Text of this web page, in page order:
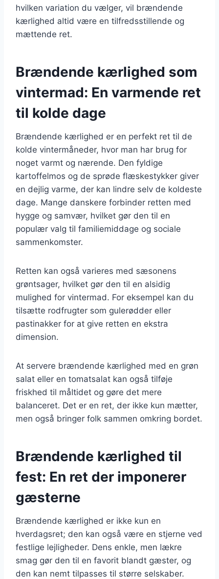
hvilken variation du vælger, vil brændende
kærlighed altid være en tilfredsstillende og
mættende ret.
Brændende kærlighed som
vintermad: En varmende ret
til kolde dage
Brændende kærlighed er en perfekt ret til de
kolde vintermåneder, hvor man har brug for
noget varmt og nærende. Den fyldige
kartoffelmos og de sprøde flæskestykker giver
en dejlig varme, der kan lindre selv de koldeste
dage. Mange danskere forbinder retten med
hygge og samvær, hvilket gør den til en
populær valg til familiemiddage og sociale
sammenkomster.
Retten kan også varieres med sæsonens
grøntsager, hvilket gør den til en alsidig
mulighed for vintermad. For eksempel kan du
tilsætte rodfrugter som gulerødder eller
pastinakker for at give retten en ekstra
dimension.
At servere brændende kærlighed med en grøn
salat eller en tomatsalat kan også tilføje
friskhed til måltidet og gøre det mere
balanceret. Det er en ret, der ikke kun mætter,
men også bringer folk sammen omkring bordet.
Brændende kærlighed til
fest: En ret der imponerer
gæsterne
Brændende kærlighed er ikke kun en
hverdagsret; den kan også være en stjerne ved
festlige lejligheder. Dens enkle, men lækre
smag gør den til en favorit blandt gæster, og
den kan nemt tilpasses til større selskaber.